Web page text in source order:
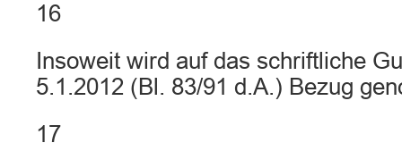
16
Insoweit wird auf das schriftliche
5.1.2012 (Bl. 83/91 d.A.) Bezug
17